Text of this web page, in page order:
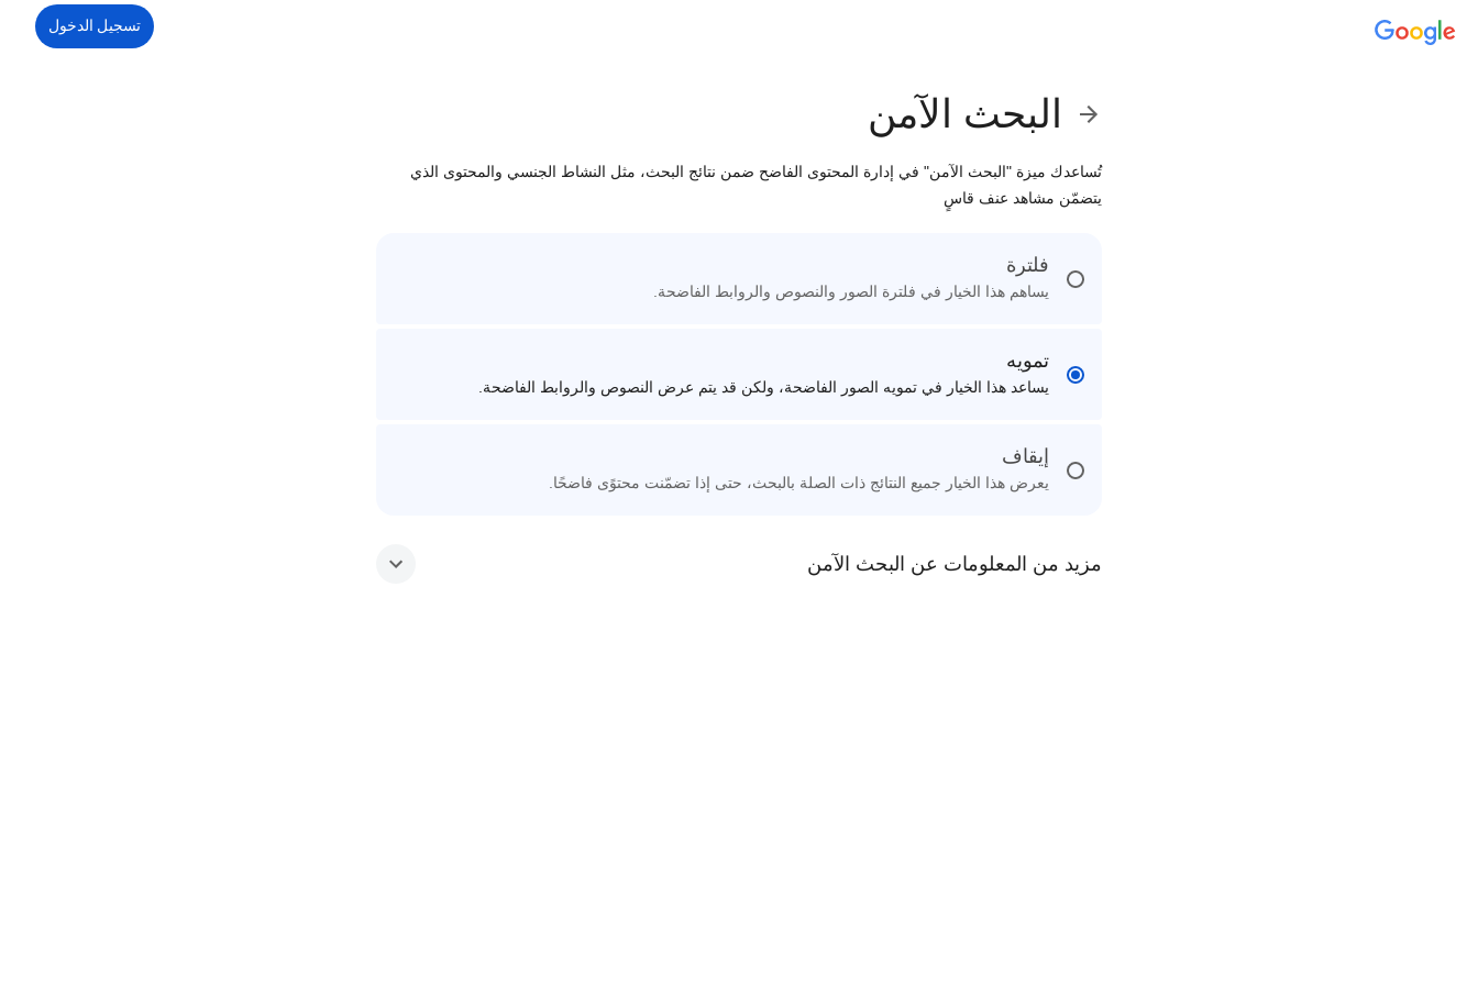
تسجيل الدخول
البحث الآمن
تُساعدك ميزة "البحث الآمن" في إدارة المحتوى الفاضح ضمن نتائج البحث، مثل النشاط الجنسي والمحتوى الذي
يتضمّن مشاهد عنف قاسٍ
فلترة
يساهم هذا الخيار في فلترة الصور والنصوص والروابط الفاضحة.
تمويه
يساعد هذا الخيار في تمويه الصور الفاضحة، ولكن قد يتم عرض النصوص والروابط الفاضحة.
إيقاف
يعرض هذا الخيار جميع النتائج ذات الصلة بالبحث، حتى إذا تضمّنت محتوًى فاضحًا.
مزيد من المعلومات عن البحث الآمن